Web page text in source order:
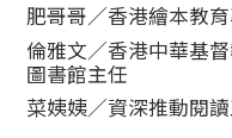
肥哥哥／香港繪本教
倫雅文／香港中華基
圖書館主任
菜姨姨／資深推動閱